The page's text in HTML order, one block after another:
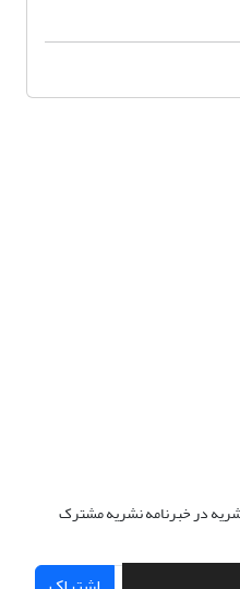
در خبرنامه نشریه مشترک